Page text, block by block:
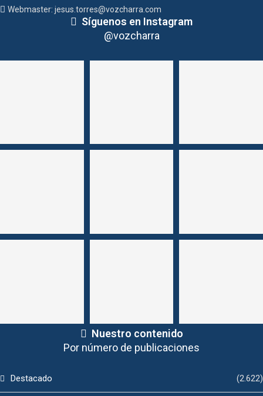
Webmaster: jesus.torres@vozcharra.com
Síguenos en Instagram
@vozcharra
Nuestro contenido
Por número de publicaciones
Destacado (2.622)